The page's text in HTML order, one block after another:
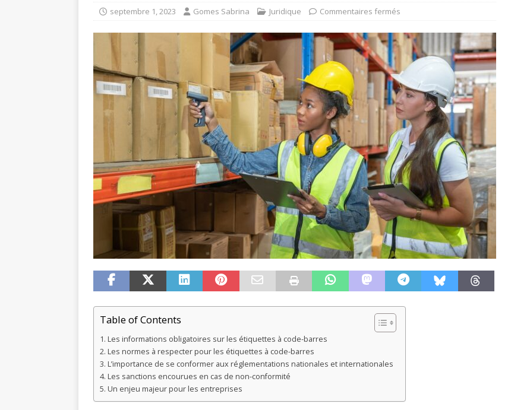
septembre 1, 2023 Gomes Sabrina Juridique Commentaires fermés
Table of Contents
Les informations obligatoires sur les étiquettes à code-barres
Les normes à respecter pour les étiquettes à code-barres
L’importance de se conformer aux réglementations nationales et internationales
Les sanctions encourues en cas de non-conformité
Un enjeu majeur pour les entreprises